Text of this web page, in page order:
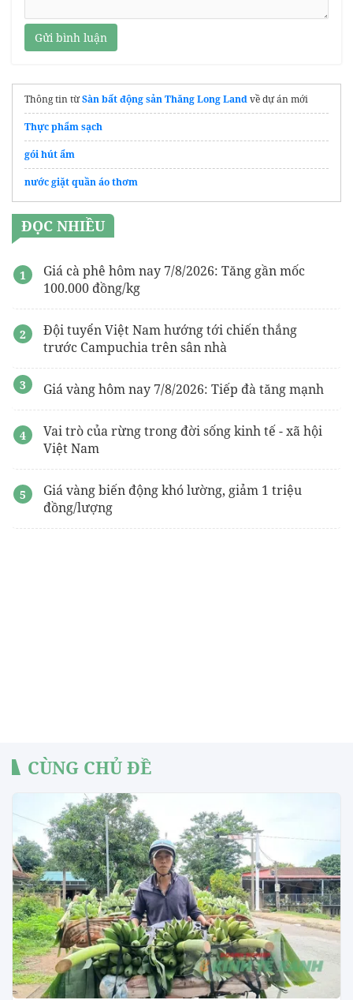
Gửi bình luận
Thông tin từSàn bất động sản Thăng Long Landvề dự án mới
Thực phẩm sạch
gói hút ẩm
nước giặt quần áo thơm
ĐỌC NHIỀU
Giá cà phê hôm nay 7/8/2026: Tăng gần mốc
100.000 đồng/kg
Đội tuyển Việt Nam hướng tới chiến thắng
trước Campuchia trên sân nhà
Giá vàng hôm nay 7/8/2026: Tiếp đà tăng mạnh
Vai trò của rừng trong đời sống kinh tế - xã hội
Việt Nam
Giá vàng biến động khó lường, giảm 1 triệu
đồng/lượng
CÙNG CHỦ ĐỀ